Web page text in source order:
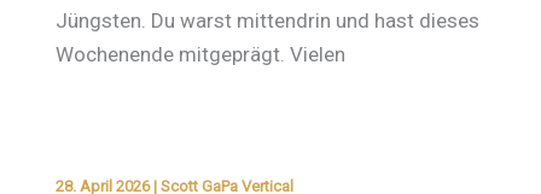
Jüngsten. Du warst mittendrin und hast dieses
Wochenende mitgeprägt. Vielen
28. April 2026 | Scott GaPa Vertical